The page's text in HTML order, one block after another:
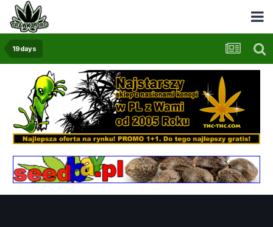
19days